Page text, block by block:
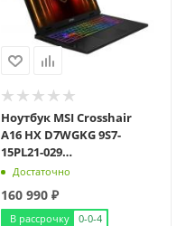
Ноутбук MSI Crosshair
A16 HX D7WGKG 9S7-
15PL21-029
16"WQHGA(2560x1600)
IPS/Ryzen 9 7945HX
16c/16Gb/1
Достаточно
160 990₽
В рассрочку 0-0-4